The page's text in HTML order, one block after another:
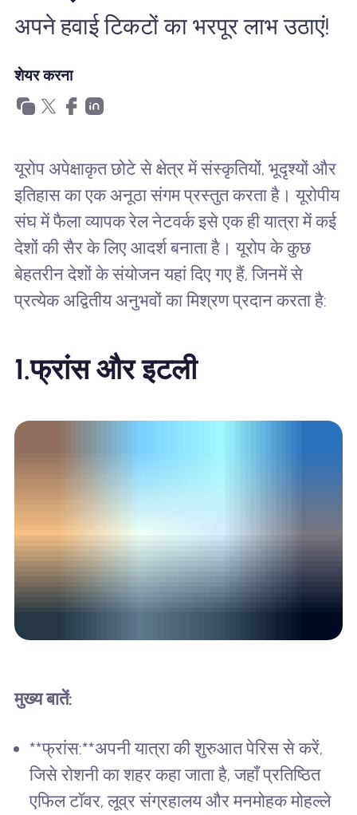
खानाबदोश eSIM क्यों
eSIM का उपयोग करना
अपने हवाई टिकटों का भरपूर लाभ उठाएं!
शेयर करना
यूरोप अपेक्षाकृत छोटे से क्षेत्र में संस्कृतियों, भूदृश्यों और
इतिहास का एक अनूठा संगम प्रस्तुत करता है। यूरोपीय
संघ में फैला व्यापक रेल नेटवर्क इसे एक ही यात्रा में कई
देशों की सैर के लिए आदर्श बनाता है। यूरोप के कुछ
बेहतरीन देशों के संयोजन यहां दिए गए हैं, जिनमें से
प्रत्येक अद्वितीय अनुभवों का मिश्रण प्रदान करता है:
1.फ्रांस और इटली
मुख्य बातें:
**फ्रांस:**अपनी यात्रा की शुरुआत पेरिस से करें,
जिसे रोशनी का शहर कहा जाता है, जहाँ प्रतिष्ठित
एफिल टॉवर, लूव्र संग्रहालय और मनमोहक मोहल्ले